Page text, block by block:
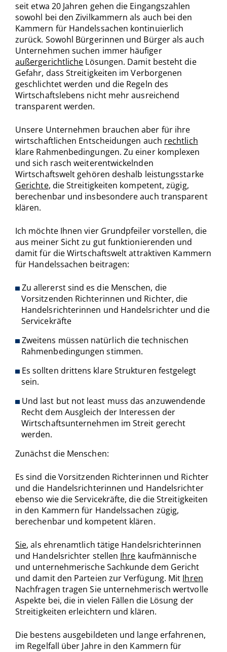
seit etwa 20 Jahren gehen die Eingangszahlen
sowohl bei den Zivilkammern als auch bei den
Kammern für Handelssachen kontinuierlich
zurück. Sowohl Bürgerinnen und Bürger als auch
Unternehmen suchen immer häufiger
außergerichtliche Lösungen. Damit besteht die
Gefahr, dass Streitigkeiten im Verborgenen
geschlichtet werden und die Regeln des
Wirtschaftslebens nicht mehr ausreichend
transparent werden.
Unsere Unternehmen brauchen aber für ihre
wirtschaftlichen Entscheidungen auch rechtlich
klare Rahmenbedingungen. Zu einer komplexen
und sich rasch weiterentwickelnden
Wirtschaftswelt gehören deshalb leistungsstarke
Gerichte, die Streitigkeiten kompetent, zügig,
berechenbar und insbesondere auch transparent
klären.
Ich möchte Ihnen vier Grundpfeiler vorstellen, die
aus meiner Sicht zu gut funktionierenden und
damit für die Wirtschaftswelt attraktiven Kammern
für Handelssachen beitragen:
Zu allererst sind es die Menschen, die
Vorsitzenden Richterinnen und Richter, die
Handelsrichterinnen und Handelsrichter und die
Servicekräfte
Zweitens müssen natürlich die technischen
Rahmenbedingungen stimmen.
Es sollten drittens klare Strukturen festgelegt
sein.
Und last but not least muss das anzuwendende
Recht dem Ausgleich der Interessen der
Wirtschaftsunternehmen im Streit gerecht
werden.
Zunächst die Menschen:
Es sind die Vorsitzenden Richterinnen und Richter
und die Handelsrichterinnen und Handelsrichter
ebenso wie die Servicekräfte, die die Streitigkeiten
in den Kammern für Handelssachen zügig,
berechenbar und kompetent klären.
Sie, als ehrenamtlich tätige Handelsrichterinnen
und Handelsrichter stellen Ihre kaufmännische
und unternehmerische Sachkunde dem Gericht
und damit den Parteien zur Verfügung. Mit Ihren
Nachfragen tragen Sie unternehmerisch wertvolle
Aspekte bei, die in vielen Fällen die Lösung der
Streitigkeiten erleichtern und klären.
Die bestens ausgebildeten und lange erfahrenen,
im Regelfall über Jahre in den Kammern für